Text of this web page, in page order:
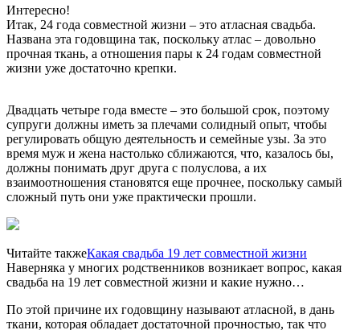
Интересно!
Итак, 24 года совместной жизни – это атласная свадьба.
Названа эта годовщина так, поскольку атлас – довольно
прочная ткань, а отношения пары к 24 годам совместной
жизни уже достаточно крепки.
Двадцать четыре года вместе – это большой срок, поэтому
супруги должны иметь за плечами солидный опыт, чтобы
регулировать общую деятельность и семейные узы. За это
время муж и жена настолько сближаются, что, казалось бы,
должны понимать друг друга с полуслова, а их
взаимоотношения становятся еще прочнее, поскольку самый
сложный путь они уже практически прошли.
Читайте такжеКакая свадьба 19 лет совместной жизни
Наверняка у многих родственников возникает вопрос, какая
свадьба на 19 лет совместной жизни и какие нужно…
По этой причине их годовщину называют атласной, в дань
ткани, которая обладает достаточной прочностью, так что